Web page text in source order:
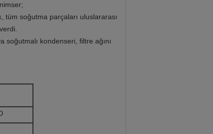
tüm soğutma parçaları uluslararası
soğutmalı kondenseri, filtre ağını